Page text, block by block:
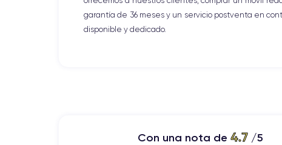
garantía de 36 meses y un servicio postventa en
disponible y dedicado.
Con una nota de4.7 /5